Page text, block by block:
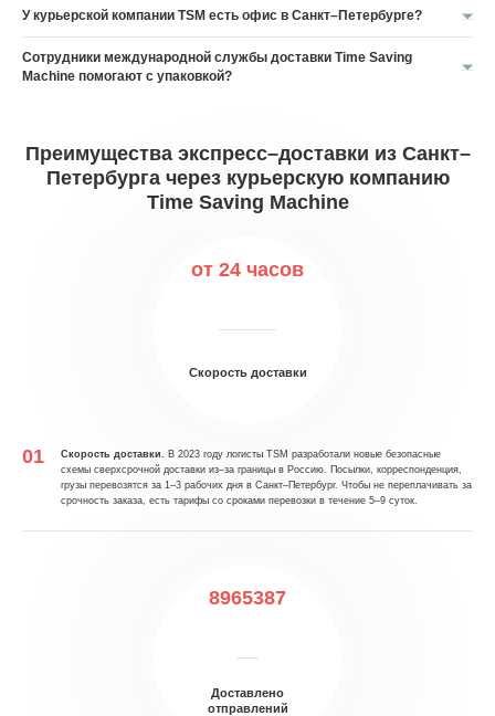
У курьерской компании TSM есть офис в Санкт–Петербурге?
Сотрудники международной службы доставки Time Saving
Machine помогают с упаковкой?
Преимущества экспресс–доставки из Санкт–
Петербурга через курьерскую компанию
Time Saving Machine
от 24 часов
Скорость доставки
Скорость доставки. В 2023 году логисты TSM разработали новые безопасные
схемы сверхсрочной доставки из–за границы в Россию. Посылки, корреспонденция,
грузы перевозятся за 1–3 рабочих дня в Санкт–Петербург. Чтобы не переплачивать за
срочность заказа, есть тарифы со сроками перевозки в течение 5–9 суток.
8965387
Доставлено
отправлений